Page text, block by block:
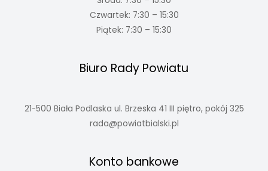
Czwartek: 7:30 – 15:30
Piątek: 7:30 – 15:30
Biuro Rady Powiatu
21-500 Biała Podlaska ul. Brzeska 41 III piętro, pokój 325
rada@powiatbialski.pl
Konto bankowe